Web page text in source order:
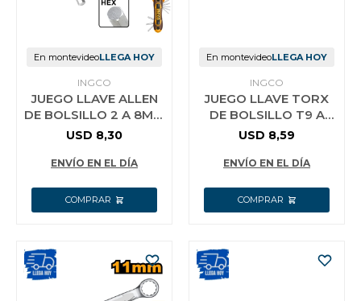
En montevideoLLEGA HOY
INGCO
JUEGO LLAVE ALLEN
DE BOLSILLO 2 A 8MM
HHK14081
USD 8,30
ENVÍO EN EL DÍA
En montevideoLLEGA HOY
INGCO
JUEGO LLAVE TORX
DE BOLSILLO T9 A
T40 HHK14083
USD 8,59
ENVÍO EN EL DÍA